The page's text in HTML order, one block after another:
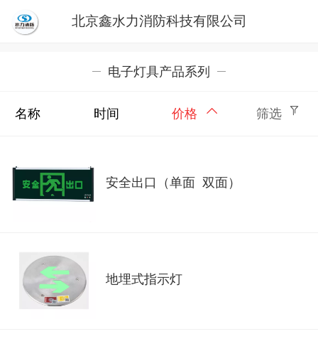
北京鑫水力消防科技有限公司
电子灯具产品系列
名称 时间 价格 筛选
安全出口（单面 双面）
地埋式指示灯